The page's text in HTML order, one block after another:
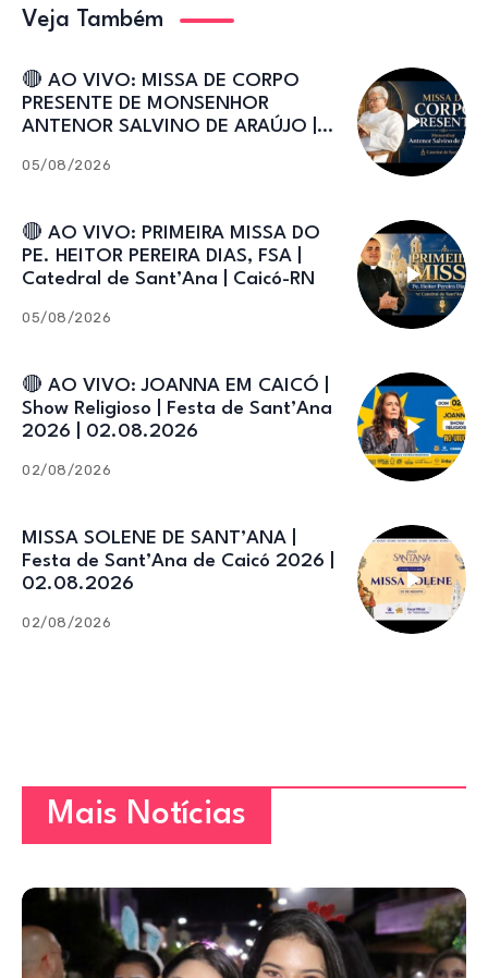
Veja Também
🔴 AO VIVO: MISSA DE CORPO
PRESENTE DE MONSENHOR
ANTENOR SALVINO DE ARAÚJO |
05/08/2026
🔴 AO VIVO: PRIMEIRA MISSA DO
PE. HEITOR PEREIRA DIAS, FSA |
Catedral de Sant’Ana | Caicó-RN
05/08/2026
🔴 AO VIVO: JOANNA EM CAICÓ |
Show Religioso | Festa de Sant’Ana
2026 | 02.08.2026
02/08/2026
MISSA SOLENE DE SANT’ANA |
Festa de Sant’Ana de Caicó 2026 |
02.08.2026
02/08/2026
Mais Notícias